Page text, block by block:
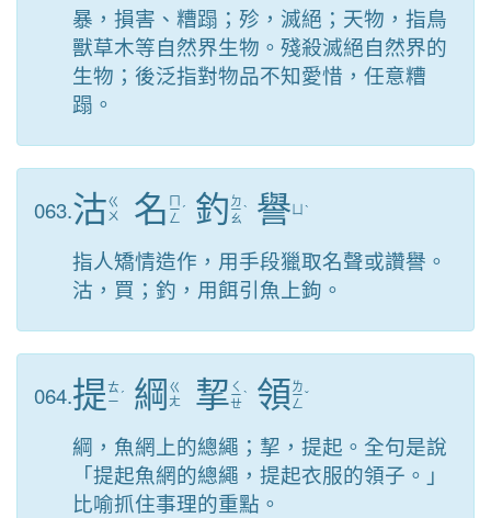
暴，損害、糟蹋；殄，滅絕；天物，指鳥
獸草木等自然界生物。殘殺滅絕自然界的
生物；後泛指對物品不知愛惜，任意糟
蹋。
063.沽ㄍ
ㄨ
名 ㄇ
ㄧ
ㄥ
ˊ 釣 ㄉ
ㄧ
ㄠ
ˋ 譽 ˋ
指人矯情造作，用手段獵取名聲或讚譽。
沽，買；釣，用餌引魚上鉤。
064.提ㄊ
ㄧ ˊ 綱 ㄍ
ㄤ
挈 ㄑ
ㄧ
ㄝ
ˋ 領 ㄌ
ㄧ
ㄥ
ˇ
綱，魚網上的總繩；挈，提起。全句是說
「提起魚網的總繩，提起衣服的領子。」
比喻抓住事理的重點。